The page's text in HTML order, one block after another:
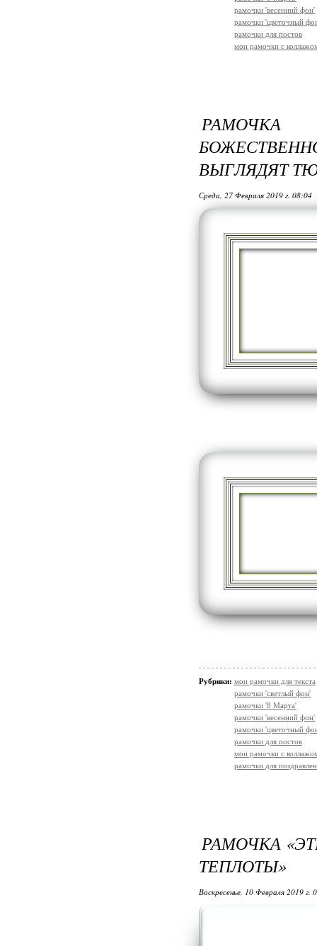
рамочки 'весенний фон'
рамочки 'цветочный
рамочки для постов
мои рамочки с
ВЫГЛЯДЯТ
Среда, 27 Февраля 2019 г. 08:04
Рубрики: мои рамочки для текста
рамочки 'светлый фон'
рамочки '8 Марта'
рамочки 'весенний фон'
рамочки 'цветочный
рамочки для постов
мои рамочки с
рамочки для
РАМОЧКА
ТЕПЛОТЫ»
Воскресенье, 10 Февраля 2019 г.